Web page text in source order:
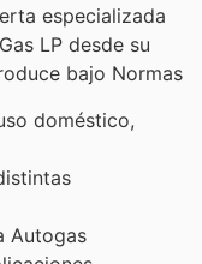
especializada
LP desde su
bajo Normas
doméstico,
Autogas